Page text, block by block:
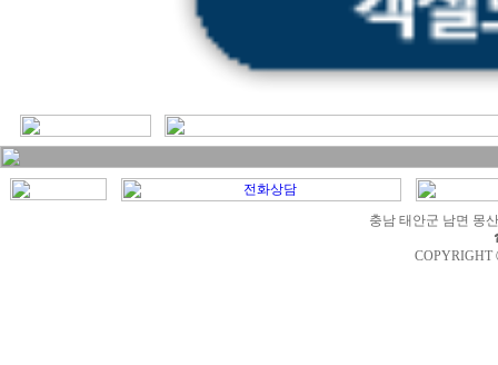
충남 태안군 남면 몽
COPYRIGHT